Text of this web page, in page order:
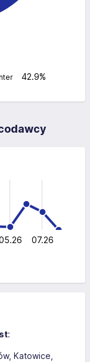
42.9%
07.26
:
Katowice